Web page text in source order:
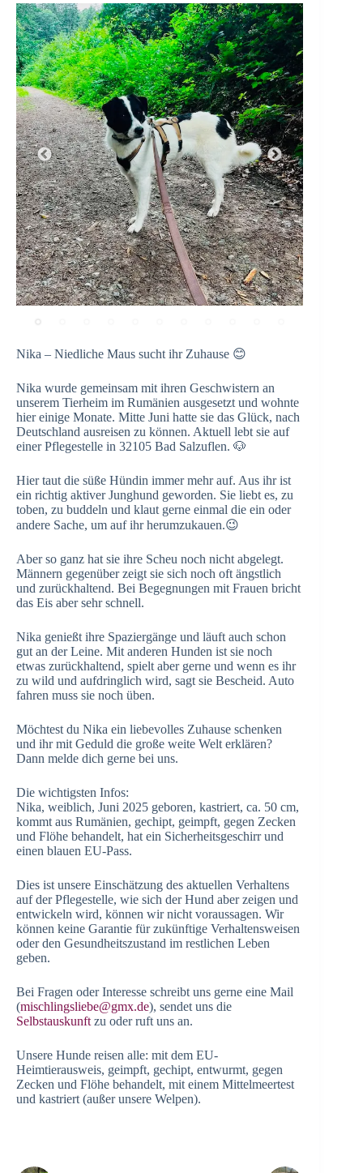
Nika – Niedliche Maus sucht ihr Zuhause 😊
Nika wurde gemeinsam mit ihren Geschwistern an
unserem Tierheim im Rumänien ausgesetzt und wohnte
hier einige Monate. Mitte Juni hatte sie das Glück, nach
Deutschland ausreisen zu können. Aktuell lebt sie auf
einer Pflegestelle in 32105 Bad Salzuflen. 🐶
Hier taut die süße Hündin immer mehr auf. Aus ihr ist
ein richtig aktiver Junghund geworden. Sie liebt es, zu
toben, zu buddeln und klaut gerne einmal die ein oder
andere Sache, um auf ihr herumzukauen.😉
Aber so ganz hat sie ihre Scheu noch nicht abgelegt.
Männern gegenüber zeigt sie sich noch oft ängstlich
und zurückhaltend. Bei Begegnungen mit Frauen bricht
das Eis aber sehr schnell.
Nika genießt ihre Spaziergänge und läuft auch schon
gut an der Leine. Mit anderen Hunden ist sie noch
etwas zurückhaltend, spielt aber gerne und wenn es ihr
zu wild und aufdringlich wird, sagt sie Bescheid. Auto
fahren muss sie noch üben.
Möchtest du Nika ein liebevolles Zuhause schenken
und ihr mit Geduld die große weite Welt erklären?
Dann melde dich gerne bei uns.
Die wichtigsten Infos:
Nika, weiblich, Juni 2025 geboren, kastriert, ca. 50 cm,
kommt aus Rumänien, gechipt, geimpft, gegen Zecken
und Flöhe behandelt, hat ein Sicherheitsgeschirr und
einen blauen EU-Pass.
Dies ist unsere Einschätzung des aktuellen Verhaltens
auf der Pflegestelle, wie sich der Hund aber zeigen und
entwickeln wird, können wir nicht voraussagen. Wir
können keine Garantie für zukünftige Verhaltensweisen
oder den Gesundheitszustand im restlichen Leben
geben.
Bei Fragen oder Interesse schreibt uns gerne eine Mail
(mischlingsliebe@gmx.de), sendet uns die
Selbstauskunftzu oder ruft uns an.
Unsere Hunde reisen alle: mit dem EU-
Heimtierausweis, geimpft, gechipt, entwurmt, gegen
Zecken und Flöhe behandelt, mit einem Mittelmeertest
und kastriert (außer unsere Welpen).